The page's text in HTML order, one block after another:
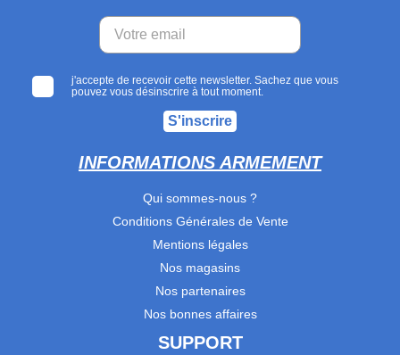
j'accepte de recevoir cette newsletter. Sachez que vous
pouvez vous désinscrire à tout moment.
S'inscrire
INFORMATIONS ARMEMENT
Qui sommes-nous ?
Conditions Générales de Vente
Mentions légales
Nos magasins
Nos partenaires
Nos bonnes affaires
SUPPORT